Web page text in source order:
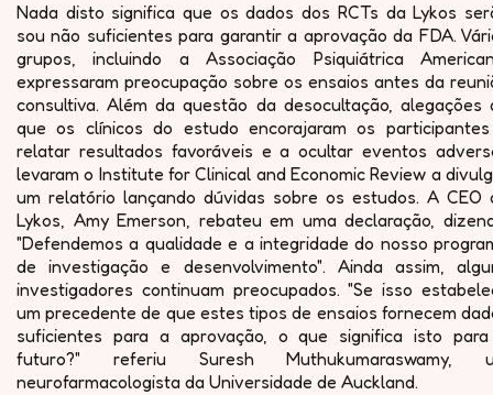
Nada disto significa que os dados dos RCTs da Lykos
sou não suficientes para garantir a aprovação da FDA.
grupos, incluindo a Associação Psiquiátrica
expressaram preocupação sobre os ensaios antes da
consultiva. Além da questão da desocultação, alegações
que os clínicos do estudo encorajaram os
relatar resultados favoráveis e a ocultar eventos
levaram o Institute for Clinical and Economic Review a
um relatório lançando dúvidas sobre os estudos. A CEO
Lykos, Amy Emerson, rebateu em uma declaração,
"Defendemos a qualidade e a integridade do nosso
de investigação e desenvolvimento". Ainda assim,
investigadores continuam preocupados. "Se isso
um precedente de que estes tipos de ensaios fornecem
suficientes para a aprovação, o que significa isto
futuro?" referiu Suresh Muthukumaraswamy,
neurofarmacologista da Universidade de Auckland.